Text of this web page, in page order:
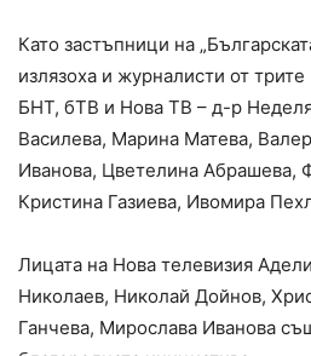
Като застъпници на
излязоха и журналисти от
БНТ, бТВ и Нова ТВ – д-р
Василева, Марина Матева,
Иванова, Цветелина Абрашева,
Кристина Газиева, Ивомира
Лицата на Нова телевизия
Николаев, Николай Дойнов,
Ганчева, Мирослава Иванова